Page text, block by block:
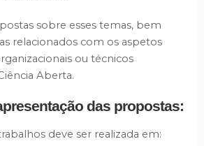
sobre esses temas, bem
relacionados com os aspetos
ou técnicos
Aberta.
das propostas:
deve ser realizada em: